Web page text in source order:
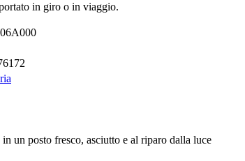
in giro o in viaggio.
in un posto fresco, asciutto e al riparo dalla luce